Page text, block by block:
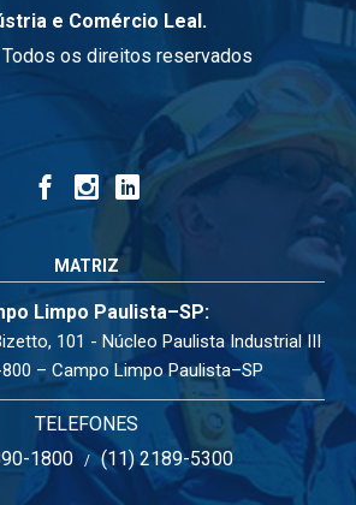
e Comércio Leal.
os direitos reservados
MATRIZ
Limpo Paulista–SP:
101 - Núcleo Paulista Industrial III
– Campo Limpo Paulista–SP
TELEFONES
1800/(11) 2189-5300